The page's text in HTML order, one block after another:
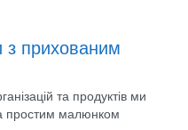
з прихованим
та продуктів ми
простим малюнком